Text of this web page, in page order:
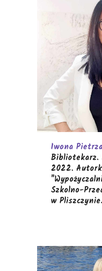
Iwona
Bibliotekarz.
2022.
Szkolno-
w Pliszczynie.